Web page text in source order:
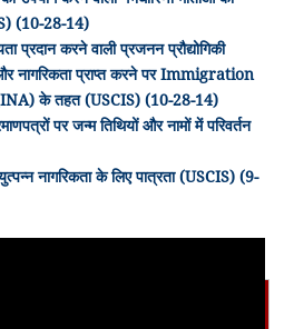
(10-28-14)
प्रदान करने वाली प्रजनन प्रौद्योगिकी
नागरिकता प्राप्त करने पर Immigration
के तहत (USCIS) (10-28-14)
पर जन्म तिथियों और नामों में परिवर्तन
नागरिकता के लिए पात्रता (USCIS) (9-